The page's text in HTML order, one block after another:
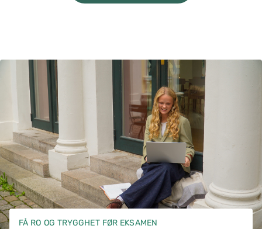
FÅ RO OG TRYGGHET FØR EKSAMEN